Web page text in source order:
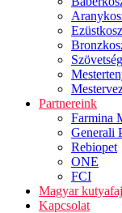
Partnereink
Farmina
Generali
Rebiopet
ONE
FCI
Magyar
Kapcsolat